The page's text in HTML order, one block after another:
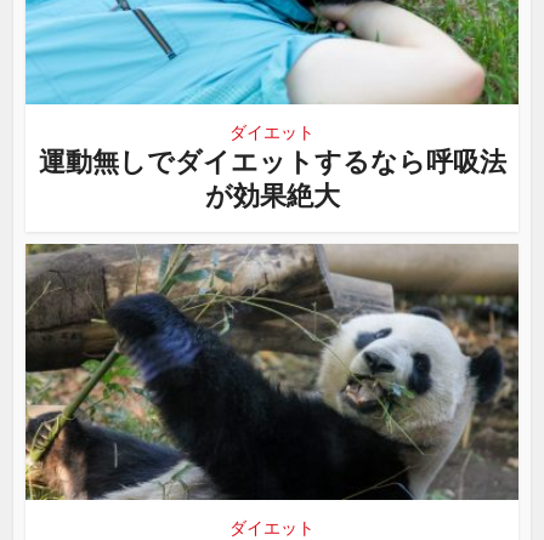
ダイエット
運動無しでダイエットするなら呼吸法
が効果絶大
ダイエット